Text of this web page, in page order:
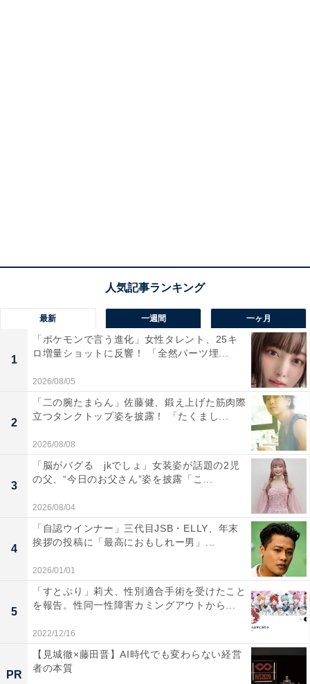
最新 一週間 一ヶ月
1
「ポケモンで言う進化」女性タレント、25キ
ロ増量ショットに反響！ 「全然パーツ埋...
2026/08/05
2
「二の腕たまらん」佐藤健、鍛え上げた筋肉際
立つタンクトップ姿を披露！ 「たくまし...
2026/08/08
3
「脳がバグる jkでしょ」女装姿が話題の2児
の父、“今日のお父さん”姿を披露「こ...
2026/08/04
4
「自認ウインナー」三代目JSB・ELLY、年末
挨拶の投稿に「最高におもしれー男」...
2026/01/01
5
「すとぷり」莉犬、性別適合手術を受けたこと
を報告。性同一性障害カミングアウトから...
2022/12/16
PR
【見城徹×藤田晋】AI時代でも変わらない経営
者の本質